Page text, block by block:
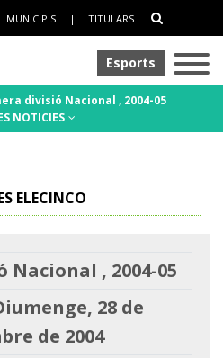
MUNICIPIS | TITULARS
Esports
divisió Nacional , 2004-05
NOTICIES
ELECINCO
, 2004-05
28 de
de 2004